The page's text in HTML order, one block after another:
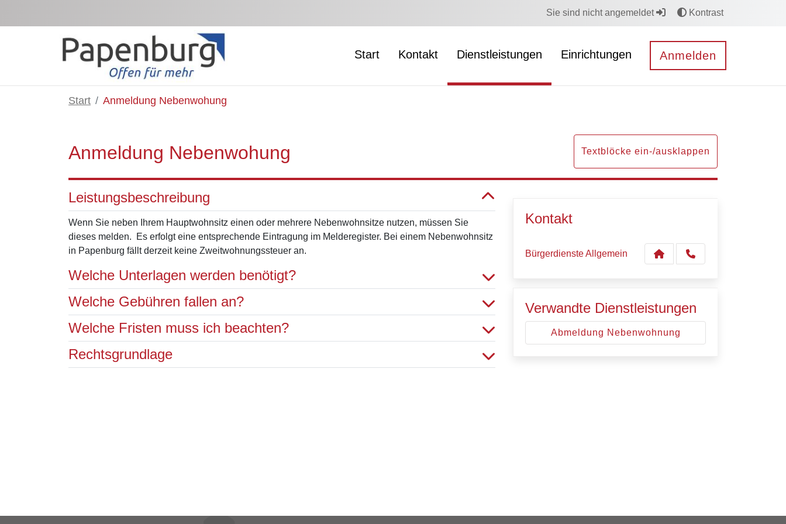
Sie sind nicht angemeldet Kontrast
Start Kontakt Dienstleistungen Einrichtungen Anmelden
Start Anmeldung Nebenwohung
Anmeldung Nebenwohung Textblöcke ein-/ausklappen
Leistungsbeschreibung
Wenn Sie neben Ihrem Hauptwohnsitz einen oder mehrere Nebenwohnsitze nutzen, müssen Sie
dieses melden. Es erfolgt eine entsprechende Eintragung im Melderegister. Bei einem Nebenwohnsitz
in Papenburg fällt derzeit keine Zweitwohnungssteuer an.
Welche Unterlagen werden benötigt?
Welche Gebühren fallen an?
Welche Fristen muss ich beachten?
Rechtsgrundlage
Kontakt
Bürgerdienste Allgemein
Verwandte Dienstleistungen
Abmeldung Nebenwohnung